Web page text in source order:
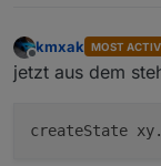
Offline
kmxak MOST
jetzt aus dem